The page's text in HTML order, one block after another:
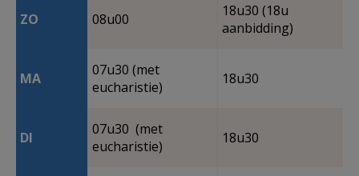
ZO 08u00
18u30 (18u
aanbidding)
MA
07u30 (met
eucharistie)
18u30
DI
07u30 (met
eucharistie)
18u30